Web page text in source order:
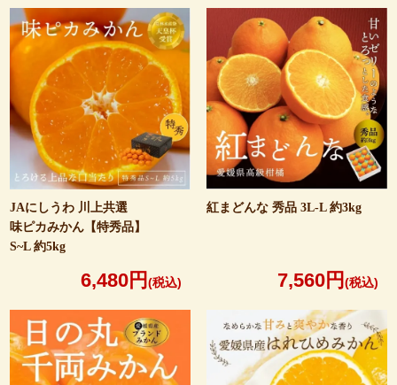
JAにしうわ 川上共選
味ピカみかん【特秀品】
S~L 約5kg
6,480円(税込)
紅まどんな 秀品 3L-L 約3kg
7,560円 (税込)